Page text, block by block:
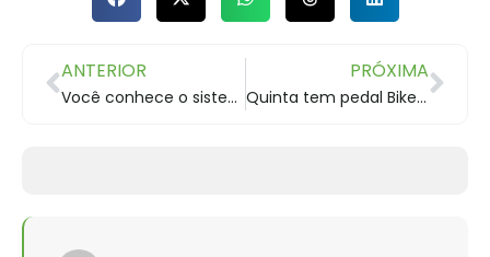
ANTERIOR
Você conhece o sistema de vedação de pneus Tubeless?
PRÓXIMA
Quinta tem pedal Bike Amigos